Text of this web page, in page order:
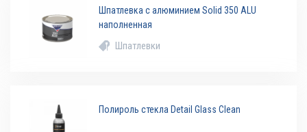
Шпатлевка с алюминием Solid 350 ALU
наполненная
Шпатлевки
Полироль стекла Detail Glass Clean